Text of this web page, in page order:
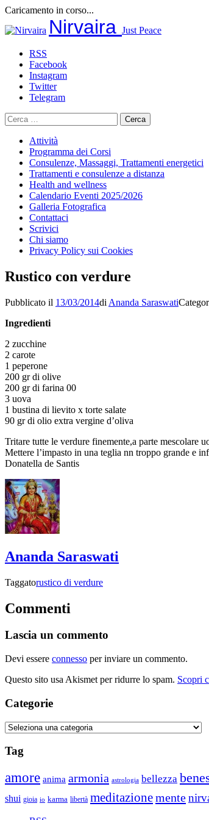
Caricamento in corso...
al
Nirvaira Just Peace
RSS
Facebook
Instagram
Twitter
Telegram
Ricerca
per:
Attività
Programma dei Corsi
Consulenze, Massaggi, Trattamenti energetici
Trattamenti e consulenze a distanza
Health and wellness
Calendario Eventi 2025/2026
Galleria Fotografica
Contattaci
Scrivici
Chi siamo
Privacy Policy sui Cookies
Rustico con verdure
Pubblicato il 13/03/2014di Ananda Saraswati
Ingredienti
2 zucchine
2 carote
1 peperone
200 gr di olive
200 gr di farina 00
3 uova
1 bustina di lievito x torte salate
90 gr di olio extra vergine d’oliva
Tritare tutte le verdure finemente,a parte mescolare
Mettere l’impasto in una teglia nn troppo grande e
Donatella de Santis
Ananda Saraswati
Taggatorustico di verdure
Commenti
Lascia un commento
Devi essere connesso per inviare un commento.
Questo sito usa Akismet per ridurre lo spam. Scopri
Categorie
Categorie
Tag
amore anima armonia astrologia bellezza
shui gioia io karma libertà meditazionemente